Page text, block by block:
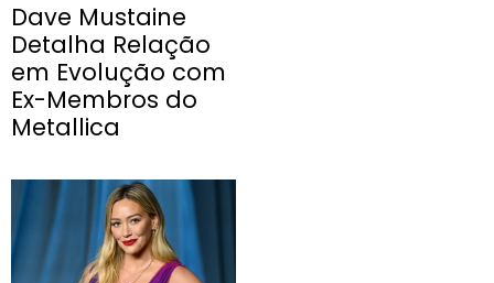
Dave Mustaine
Detalha Relação
em Evolução com
Ex-Membros do
Metallica